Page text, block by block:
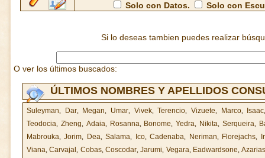
Solo con Datos. Solo con
Si lo deseas tambien puedes realizar
O ver los últimos buscados:
ÚLTIMOS NOMBRES Y APELLIDOS
Suleyman, Dar, Megan, Umar, Vivek,Terencio,Vizuete, Marco, Isaac
Teodocia, Zheng, Adaia, Rosanna, Bonome,Yedra, Nikita, Serqueira,
Mabrouka,Jorim, Dea,Salama, Ico,Cadenaba, Neriman, Florejachs,
Viana,Carvajal, Cobas,Coscodar,Jarumi, Vegara, Eadwardsone,